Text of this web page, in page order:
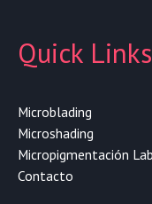
Quick Links
Microblading
Microshading
Micropigmentación
Contacto